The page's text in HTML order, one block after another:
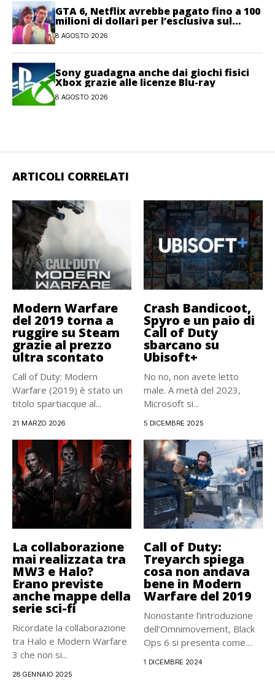
GTA 6, Netflix avrebbe pagato fino a 100
milioni di dollari per l’esclusiva sul
gioco
8 AGOSTO 2026
Sony guadagna anche dai giochi fisici
Xbox grazie alle licenze Blu-ray
8 AGOSTO 2026
ARTICOLI CORRELATI
Modern Warfare
del 2019 torna a
ruggire su Steam
grazie al prezzo
ultra scontato
Call of Duty: Modern
Warfare (2019) è stato un
titolo spartiacque al...
21 MARZO 2026
Crash Bandicoot,
Spyro e un paio di
Call of Duty
sbarcano su
Ubisoft+
No no, non avete letto
male. A metà del 2023,
Microsoft si...
5 DICEMBRE 2025
La collaborazione
mai realizzata tra
MW3 e Halo?
Erano previste
anche mappe della
serie sci-fi
Ricordate la collaborazione
tra Halo e Modern Warfare
3 che non si...
28 GENNAIO 2025
Call of Duty:
Treyarch spiega
cosa non andava
bene in Modern
Warfare del 2019
Nonostante l’introduzione
dell’Omnimovement, Black
Ops 6 si presenta come
1 DICEMBRE 2024